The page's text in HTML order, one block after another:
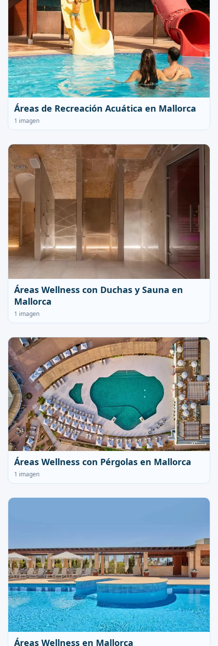
Áreas de Recreación Acuática en Mallorca
1 imagen
Áreas Wellness con Duchas y Sauna en
Mallorca
1 imagen
Áreas Wellness con Pérgolas en Mallorca
1 imagen
Áreas Wellness en Mallorca